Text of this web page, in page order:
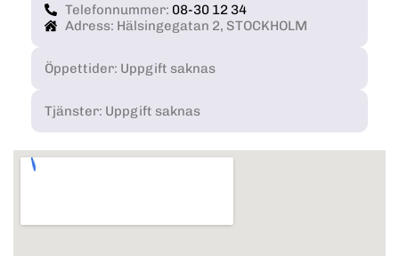
Telefonnummer: 08-30 12 34
Adress: Hälsingegatan 2, STOCKHOLM
Öppettider: Uppgift saknas
Tjänster: Uppgift saknas